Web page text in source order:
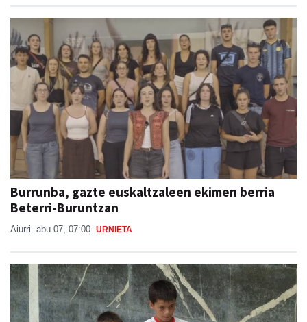
Burrunba, gazte euskaltzaleen ekimen berria
Beterri-Buruntzan
Aiurri abu 07, 07:00 URNIETA